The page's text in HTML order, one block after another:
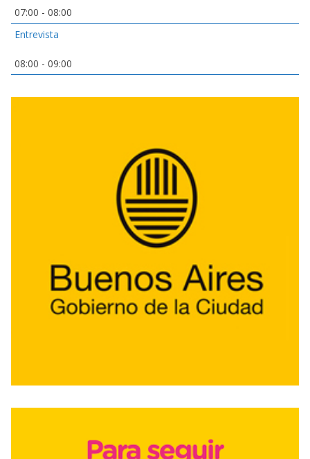
07:00 - 08:00
Entrevista
08:00 - 09:00